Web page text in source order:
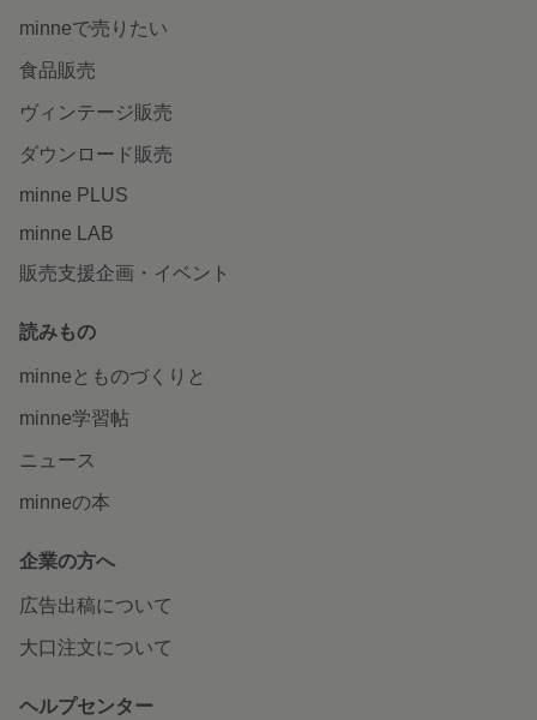
minneで売りたい
食品販売
ヴィンテージ販売
ダウンロード販売
minne PLUS
minne LAB
販売支援企画・イベント
読みもの
minneとものづくりと
minne学習帖
ニュース
minneの本
企業の方へ
広告出稿について
大口注文について
ヘルプセンター